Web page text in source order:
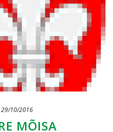
29/10/2016
MÕISA